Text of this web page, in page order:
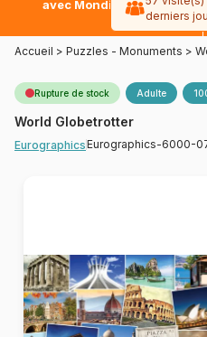
avec Mondial Relay
Accueil > Puzzles - Monuments >
Rupture de stock Adulte
World Globetrotter
EurographicsEurographics-6000-
derniers